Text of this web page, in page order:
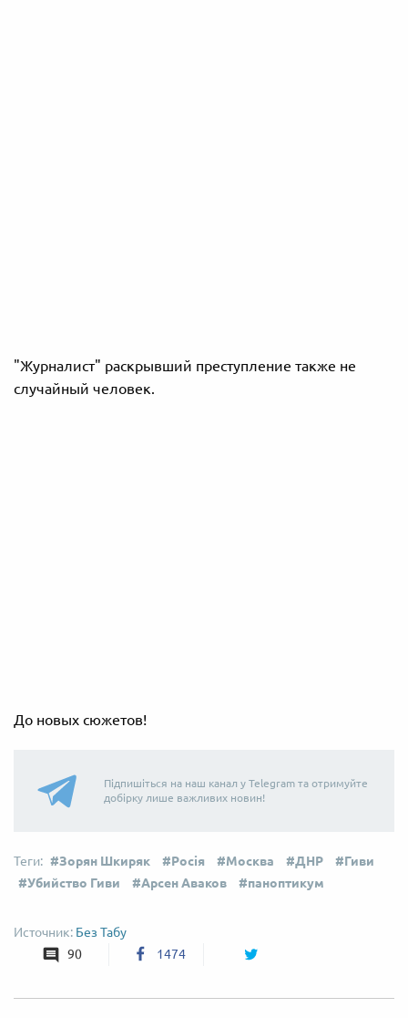
"Журналист" раскрывший преступление также не
случайный человек.
До новых сюжетов!
Підпишіться на наш канал у Telegram та отримуйте
добірку лише важливих новин!
Зорян Шкиряк Росія Москва ДНР
Гиви
Убийство Гиви
Арсен Аваков паноптикум
Без Табу
90
1474